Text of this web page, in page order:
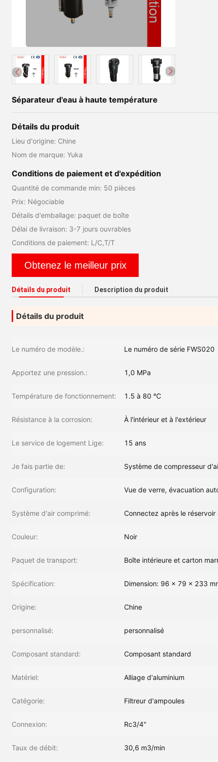
Séparateur d'eau à haute température
Détails du produit
Lieu d'origine: Chine
Nom de marque: Yuka
Conditions de paiement et d'expédition
Quantité de commande min: 50 pièces
Prix: Négociable
Détails d'emballage: paquet de boîte
Délai de livraison: 3-7 jours ouvrables
Conditions de paiement: L/C,T/T
Obtenez le meilleur prix
Détails du produit Description du produit
Détails du produit
Le numéro de modèle.: Le numéro de série FWS020
Apportez une pression.: 1,0 MPa
Température de fonctionnement: 1.5 à 80 °C
Résistance à la corrosion: À l'intérieur et à l'extérieur
Le service de logement Lige: 15 ans
Je fais partie de: Système de compresseur
Configuration: Vue de verre, évacuation
Système d'air comprimé: Connectez après le
Couleur: Noir
Paquet de transport: Boîte intérieure et carton
Spécification: Dimension: 96 x 79 x 233
Origine: Chine
personnalisé: personnalisé
Composant standard: Composant standard
Matériel: Alliage d'aluminium
Catégorie: Filtreur d'ampoules
Connexion: Rc3/4"
Taux de débit: 30,6 m3/min